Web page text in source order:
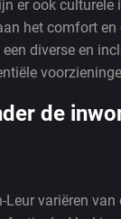
er ook culturele
het comfort
diverse en
de
variëren van